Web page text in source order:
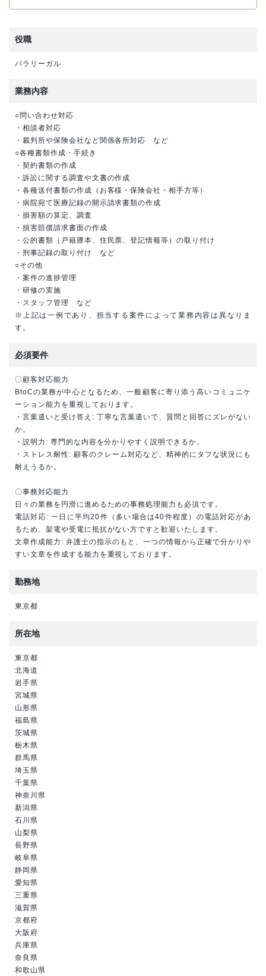
役職
パラリーガル
業務内容
○問い合わせ対応
・相談者対応
・裁判所や保険会社など関係各所対応 など
○各種書類作成・手続き
・契約書類の作成
・訴訟に関する調査や文書の作成
・各種送付書類の作成（お客様・保険会社・相手方等）
・病院宛て医療記録の開示請求書類の作成
・損害額の算定、調査
・損害賠償請求書面の作成
・公的書類（戸籍謄本、住民票、登記情報等）の取り付け
・刑事記録の取り付け など
○その他
・案件の進捗管理
・研修の実施
・スタッフ管理 など
※上記は一例であり、担当する案件によって業務内容は異なりま
す。
必須要件
〇顧客対応能力
BtoCの業務が中心となるため、一般顧客に寄り添う高いコミュニケ
ーション能力を重視しております。
・言葉遣いと受け答え: 丁寧な言葉遣いで、質問と回答にズレがない
か。
・説明力: 専門的な内容を分かりやすく説明できるか。
・ストレス耐性: 顧客のクレーム対応など、精神的にタフな状況にも
耐えうるか。
〇事務対応能力
日々の業務を円滑に進めるための事務処理能力も必須です。
電話対応: 一日に平均20件（多い場合は40件程度）の電話対応があ
るため、架電や受電に抵抗がない方ですと歓迎いたします。
文章作成能力: 弁護士の指示のもと、一つの情報から正確で分かりや
すい文章を作成する能力を重視しております。
勤務地
東京都
所在地
東京都
北海道
岩手県
宮城県
山形県
福島県
茨城県
栃木県
群馬県
埼玉県
千葉県
神奈川県
新潟県
石川県
山梨県
長野県
岐阜県
静岡県
愛知県
三重県
滋賀県
京都府
大阪府
兵庫県
奈良県
和歌山県